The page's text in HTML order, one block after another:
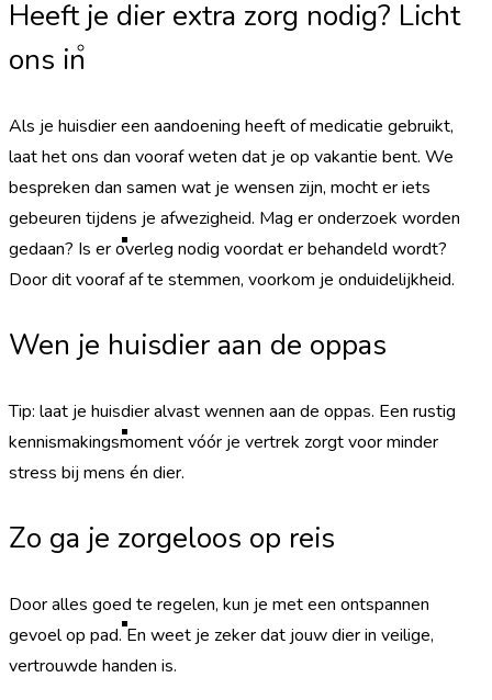
Castratie teef
Castratie reu
Op vakantie
Heeft je dier extra zorg nodig? Licht
ons in
Als je huisdier een aandoening heeft of medicatie gebruikt,
laat het ons dan vooraf weten dat je op vakantie bent. We
bespreken dan samen wat je wensen zijn, mocht er iets
gebeuren tijdens je afwezigheid. Mag er onderzoek worden
gedaan? Is er overleg nodig voordat er behandeld wordt?
Door dit vooraf af te stemmen, voorkom je onduidelijkheid.
Wen je huisdier aan de oppas
Tip: laat je huisdier alvast wennen aan de oppas. Een rustig
kennismakingsmoment vóór je vertrek zorgt voor minder
stress bij mens én dier.
Zo ga je zorgeloos op reis
Door alles goed te regelen, kun je met een ontspannen
gevoel op pad. En weet je zeker dat jouw dier in veilige,
vertrouwde handen is.